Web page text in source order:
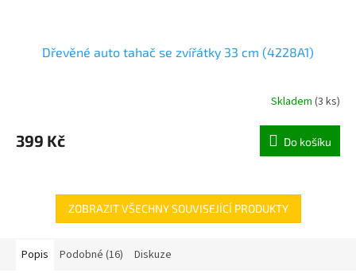
Dřevěné auto tahač se zvířátky 33 cm (4228A1)
Skladem (3 ks)
399 Kč Do košíku
ZOBRAZIT VŠECHNY SOUVISEJÍCÍ PRODUKTY
Popis Podobné (16) Diskuze